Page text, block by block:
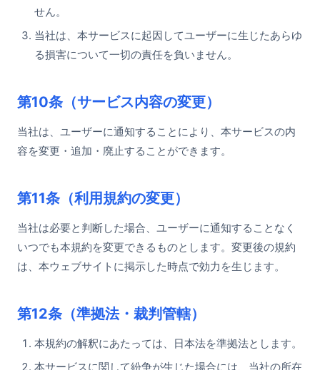
せん。
当社は、本サービスに起因してユーザーに生じたあらゆ
る損害について一切の責任を負いません。
第10条（サービス内容の変更）
当社は、ユーザーに通知することにより、本サービスの内
容を変更・追加・廃止することができます。
第11条（利用規約の変更）
当社は必要と判断した場合、ユーザーに通知することなく
いつでも本規約を変更できるものとします。変更後の規約
は、本ウェブサイトに掲示した時点で効力を生じます。
第12条（準拠法・裁判管轄）
本規約の解釈にあたっては、日本法を準拠法とします。
本サービスに関して紛争が生じた場合には、当社の所在